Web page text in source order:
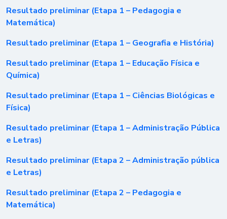
Resultado preliminar (Etapa 1 – Pedagogia e
Matemática)
Resultado preliminar (Etapa 1 – Geografia e História)
Resultado preliminar (Etapa 1 – Educação Física e
Química)
Resultado preliminar (Etapa 1 – Ciências Biológicas e
Física)
Resultado preliminar (Etapa 1 – Administração Pública
e Letras)
Resultado preliminar (Etapa 2 – Administração pública
e Letras)
Resultado preliminar (Etapa 2 – Pedagogia e
Matemática)